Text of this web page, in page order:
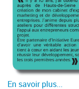
En savoir plus...